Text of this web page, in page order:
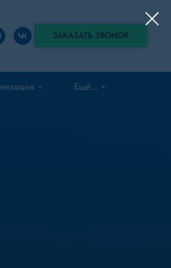
ЗАКАЗАТЬ ЗВОНОК
Ещё...